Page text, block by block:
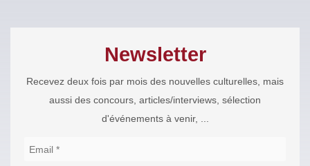
Newsletter
Recevez deux fois par mois des nouvelles culturelles, mais
aussi des concours, articles/interviews, sélection
d'événements à venir, ...